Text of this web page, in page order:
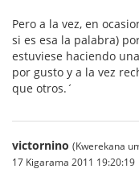
Pero a la vez, en
si es esa la palabra)
estuviese haciendo
por gusto y a la vez
que otros.´
victornino (Kwerekana
17 Kigarama 2011 19:20:19